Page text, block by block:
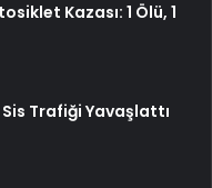
Kazası: 1 Ölü, 1
Trafiği Yavaşlattı